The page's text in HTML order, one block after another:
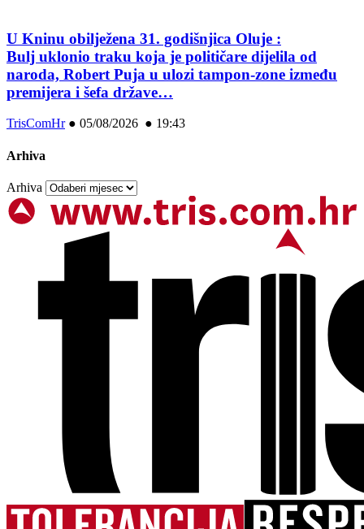
U Kninu obilježena 31. godišnjica Oluje :
Bulj uklonio traku koja je političare dijelila od
naroda, Robert Puja u ulozi tampon-zone između
premijera i šefa države…
TrisComHr● 05/08/2026 ● 19:43
Arhiva
Arhiva